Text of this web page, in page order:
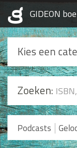
Kies een
Podcasts
Geloofsopbouw
Praktisch
Levensverhalen
Zoeken:
Podcasts |
Romans en